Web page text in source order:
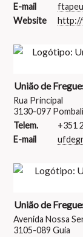
E-mail
Website
União de
Rua Principal
3130-097
Telem.
+351
E-mail
União de
Avenida Nossa
3105-089 Guia